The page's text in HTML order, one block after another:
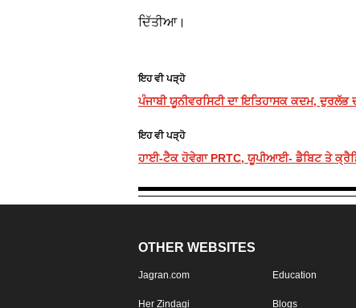
ਦਿੱਤੀਆ।
ਇਹ ਵੀ ਪੜ੍ਹੋ
ਪੰਜਾਬੀ ਯੂਨੀਵਰਸਿਟੀ ਦਾ ਇਤਿਹਾਸਕ ਕਦਮ,
ਇਹ ਵੀ ਪੜ੍ਹੋ
ਹਾਈ-ਟੈਕ ਹੋਵੇਗਾ PRTC, ਯੂਪੀਆਈ- ਡੈਬਿਟ ਤੇ
OTHER WEBSITES
Jagran.com Education
Her Zindagi Blogs